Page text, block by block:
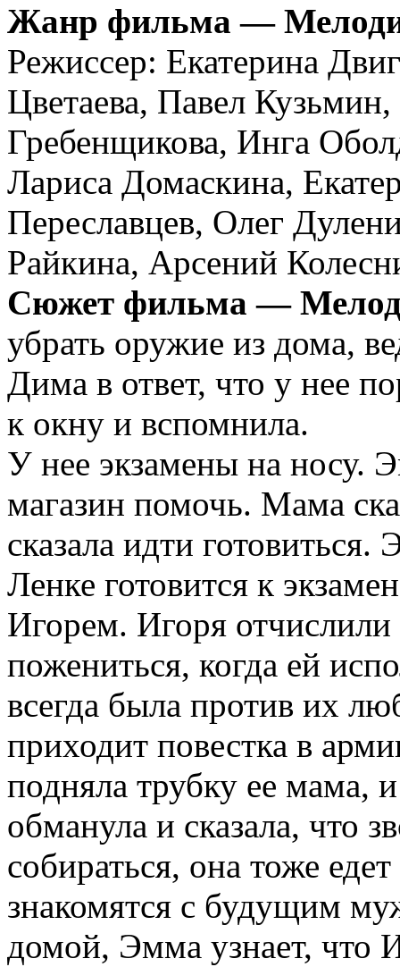
Жанр фильма —
Режиссер: Екатерина
Цветаева, Павел
Гребенщикова, Инга
Лариса Домаскина,
Переславцев, Олег
Райкина, Арсений
Сюжет фильма —
убрать оружие из дома,
Дима в ответ, что у нее
к окну и вспомнила.
У нее экзамены на носу.
магазин помочь. Мама
сказала идти
Ленке готовится к
Игорем. Игоря
пожениться, когда ей
всегда была против их
приходит повестка в
подняла трубку ее мама,
обманула и сказала, что
собираться, она тоже
знакомятся с будущим
домой, Эмма узнает, что